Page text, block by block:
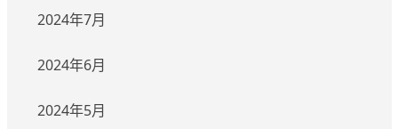
2024年7月
2024年6月
2024年5月